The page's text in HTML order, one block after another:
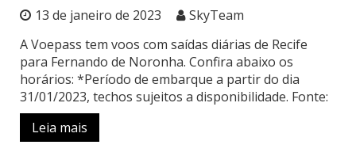
13 de janeiro de 2023
SkyTeam
A Voepass tem voos com saídas diárias de Recife
para Fernando de Noronha. Confira abaixo os
horários: *Período de embarque a partir do dia
31/01/2023, techos sujeitos a disponibilidade. Fonte:
Leia mais